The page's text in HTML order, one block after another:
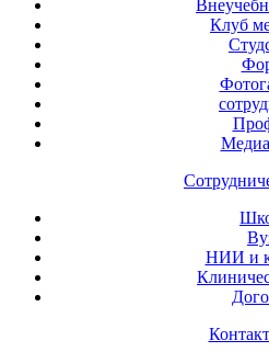
Клуб
НИИ и